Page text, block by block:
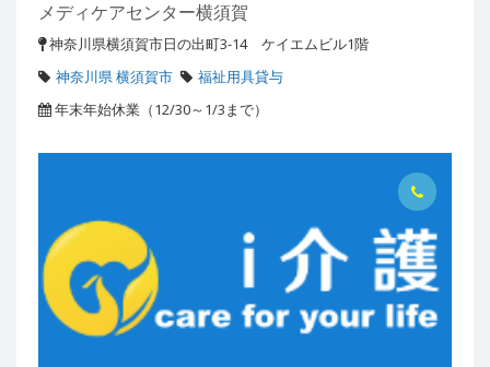
メディケアセンター横須賀
神奈川県横須賀市日の出町3-14 ケイエムビル1階
神奈川県 横須賀市
福祉用具貸与
年末年始休業（12/30～1/3まで）